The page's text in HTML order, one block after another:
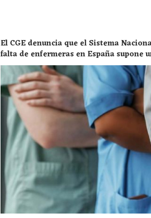
El CGE denuncia que el Sistema
falta de enfermeras en España supone
toda la población